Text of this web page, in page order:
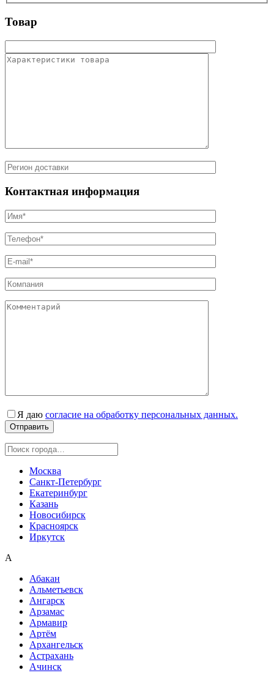
Товар
Контактная информация
Я даю согласие на обработку персональных данных.
Москва
Санкт-Петербург
Екатеринбург
Казань
Новосибирск
Красноярск
Иркутск
А
Абакан
Альметьевск
Ангарск
Арзамас
Армавир
Артём
Архангельск
Астрахань
Ачинск